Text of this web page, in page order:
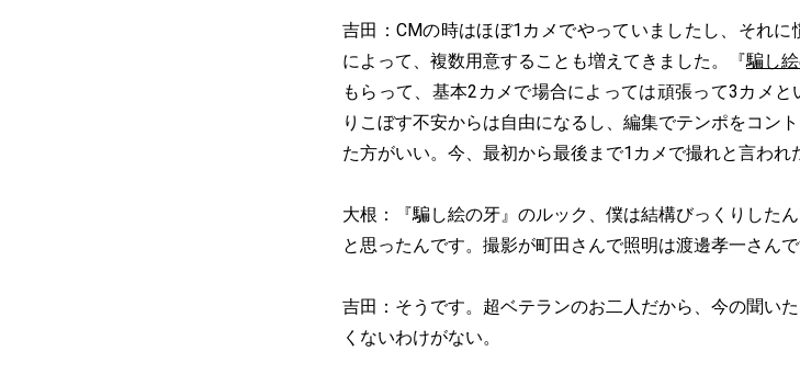
吉田：CMの時はほぼ1カメでやっていましたし、それ
によって、複数用意することも増えてきました。『騙し
もらって、基本2カメで場合によっては頑張って3カメ
りこぼす不安からは自由になるし、編集でテンポをコン
た方がいい。今、最初から最後まで1カメで撮れと言われ
大根：『騙し絵の牙』のルック、僕は結構びっくりした
と思ったんです。撮影が町田さんで照明は渡邊孝一さんで
吉田：そうです。超ベテランのお二人だから、今の聞い
くないわけがない。